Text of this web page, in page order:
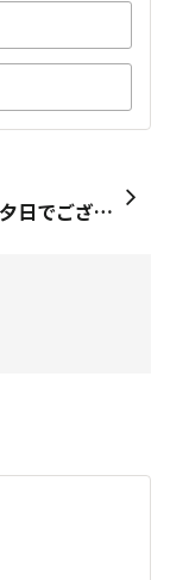
きようの夕日でございます…